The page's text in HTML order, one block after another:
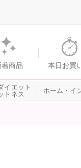
ピングのショップチャ
着商品 本日お買
イエット
トネス
ホーム・イ